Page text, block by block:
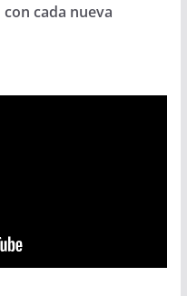
cada nueva